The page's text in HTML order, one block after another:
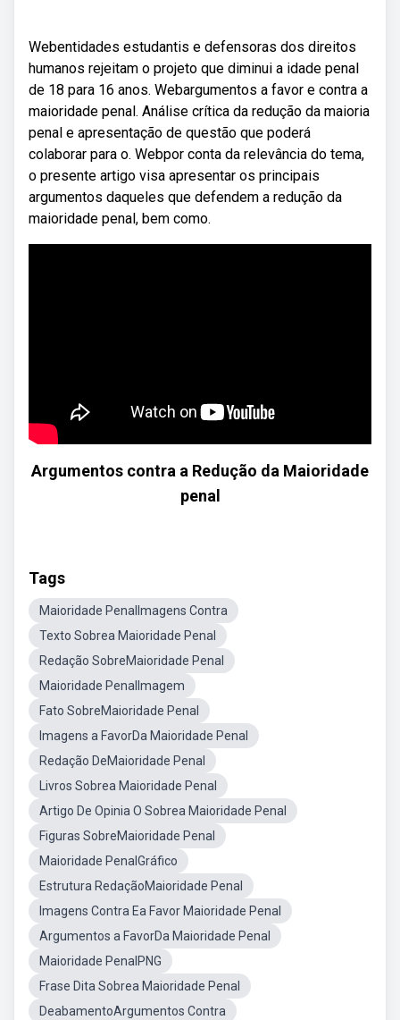
Webentidades estudantis e defensoras dos direitos
humanos rejeitam o projeto que diminui a idade penal
de 18 para 16 anos. Webargumentos a favor e contra a
maioridade penal. Análise crítica da redução da maioria
penal e apresentação de questão que poderá
colaborar para o. Webpor conta da relevância do tema,
o presente artigo visa apresentar os principais
argumentos daqueles que defendem a redução da
maioridade penal, bem como.
Argumentos contra a Redução da Maioridade
penal
Tags
Maioridade PenalImagens Contra
Texto Sobrea Maioridade Penal
Redação SobreMaioridade Penal
Maioridade PenalImagem
Fato SobreMaioridade Penal
Imagens a FavorDa Maioridade Penal
Redação DeMaioridade Penal
Livros Sobrea Maioridade Penal
Artigo De Opinia O Sobrea Maioridade Penal
Figuras SobreMaioridade Penal
Maioridade PenalGráfico
Estrutura RedaçãoMaioridade Penal
Imagens Contra Ea Favor Maioridade Penal
Argumentos a FavorDa Maioridade Penal
Maioridade PenalPNG
Frase Dita Sobrea Maioridade Penal
DeabamentoArgumentos Contra